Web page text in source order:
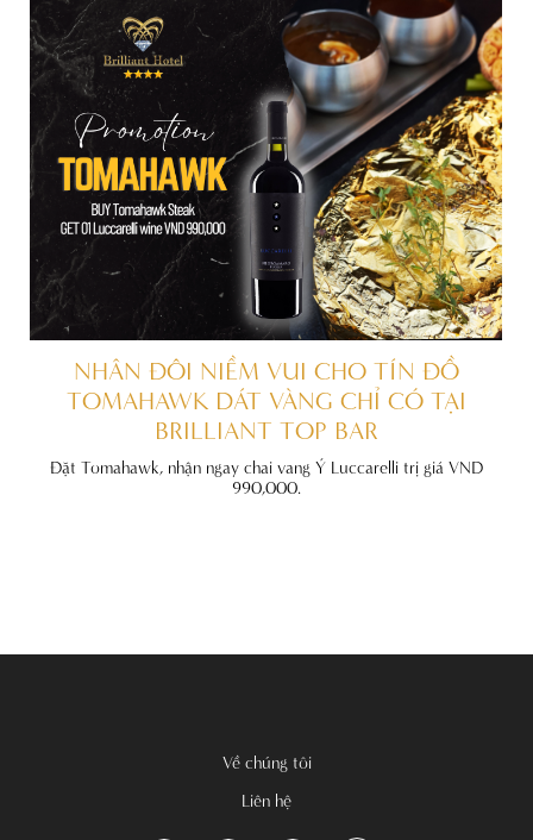
NHÂN ĐÔI NIỀM VUI CHO TÍN ĐỒ
TOMAHAWK DÁT VÀNG CHỈ CÓ TẠI
BRILLIANT TOP BAR
Đặt Tomahawk, nhận ngay chai vang Ý Luccarelli trị giá VND
990,000.
Về chúng tôi
Liên hệ